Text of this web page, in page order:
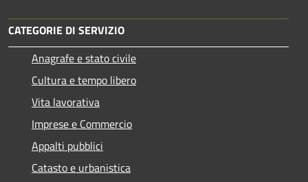
CATEGORIE DI SERVIZIO
Anagrafe e stato civile
Cultura e tempo libero
Vita lavorativa
Imprese e Commercio
Appalti pubblici
Catasto e urbanistica